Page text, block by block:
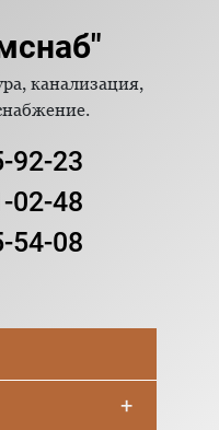
канализация,
92-23
02-48
54-08
+